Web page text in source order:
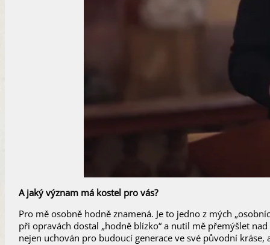
A jaký význam má kostel pro vás?
Pro mě osobně hodně znamená. Je to jedno z mých
při opravách dostal „hodně blízko“ a nutil mě přemýšlet
nejen uchován pro budoucí generace ve své původní